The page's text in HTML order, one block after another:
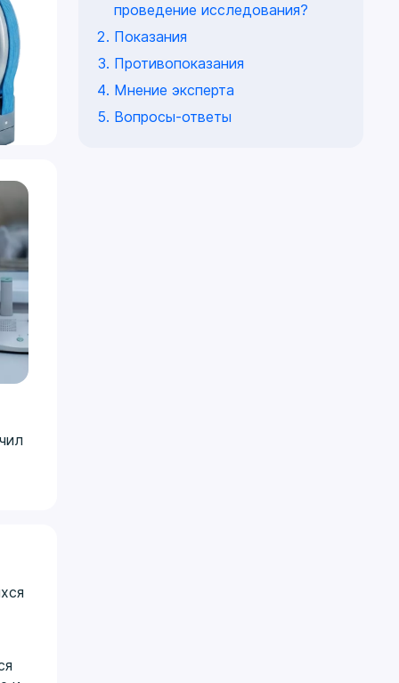
проведение исследования?
Показания
Противопоказания
Мнение эксперта
Вопросы-ответы